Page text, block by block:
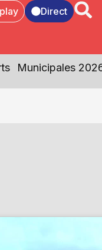
Direct
Municipales